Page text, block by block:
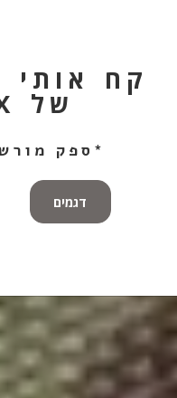
של WILEY X
*ספק
דגמים